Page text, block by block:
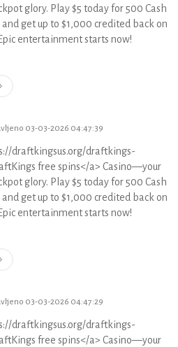
glory. Play $5 today for 500 Cash
and get up to $1,000 credited back on
entertainment starts now!
03-03-2026 04:47:39
draftkingsus.org/draftkings-
free spins</a> Casino—your
glory. Play $5 today for 500 Cash
and get up to $1,000 credited back on
entertainment starts now!
03-03-2026 04:47:29
draftkingsus.org/draftkings-
free spins</a> Casino—your